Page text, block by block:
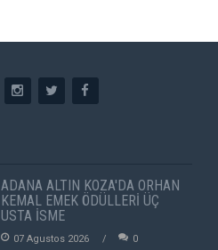
ADANA ALTIN KOZA'DA ORHAN
KEMAL EMEK ÖDÜLLERİ ÜÇ
USTA İSME
07 Agustos 2026 0